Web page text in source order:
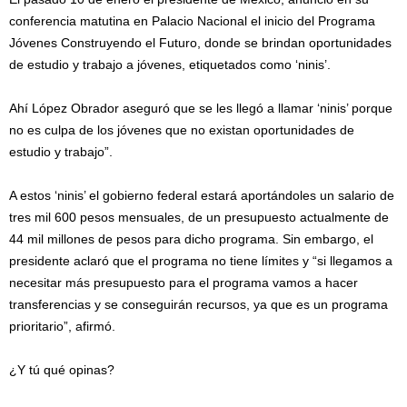
conferencia matutina en Palacio Nacional el inicio del Programa
Jóvenes Construyendo el Futuro, donde se brindan oportunidades
de estudio y trabajo a jóvenes, etiquetados como ‘ninis’.
Ahí López Obrador aseguró que se les llegó a llamar ‘ninis’ porque
no es culpa de los jóvenes que no existan oportunidades de
estudio y trabajo”.
A estos ‘ninis’ el gobierno federal estará aportándoles un salario de
tres mil 600 pesos mensuales, de un presupuesto actualmente de
44 mil millones de pesos para dicho programa. Sin embargo, el
presidente aclaró que el programa no tiene límites y “si llegamos a
necesitar más presupuesto para el programa vamos a hacer
transferencias y se conseguirán recursos, ya que es un programa
prioritario”, afirmó.
¿Y tú qué opinas?